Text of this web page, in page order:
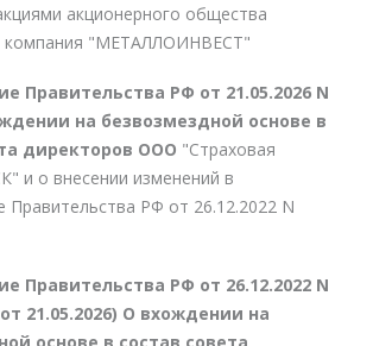
акционерного общества
компания "МЕТАЛЛОИНВЕСТ"
Правительства РФ от 21.05.2026 N
на безвозмездной основе в
директоров ООО "Страховая
и о внесении изменений в
Правительства РФ от 26.12.2022 N
Правительства РФ от 26.12.2022 N
21.05.2026) О вхождении на